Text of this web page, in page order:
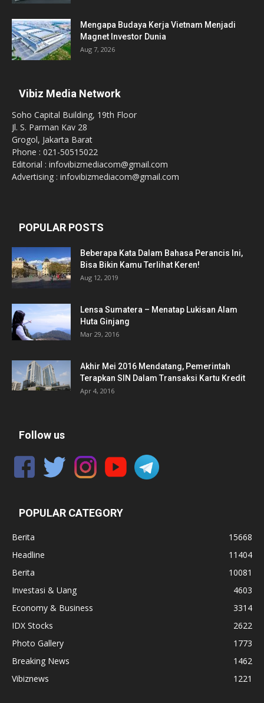
Mengapa Budaya Kerja Vietnam Menjadi
Magnet Investor Dunia
Aug 7, 2026
Vibiz Media Network
Soho Capital Building, 19th Floor
Jl. S. Parman Kav 28
Grogol, Jakarta Barat
Phone : 021-50515022
Editorial : infovibizmediacom@gmail.com
Advertising : infovibizmediacom@gmail.com
POPULAR POSTS
Beberapa Kata Dalam Bahasa Perancis Ini,
Bisa Bikin Kamu Terlihat Keren!
Aug 12, 2019
Lensa Sumatera – Menatap Lukisan Alam
Huta Ginjang
Mar 29, 2016
Akhir Mei 2016 Mendatang, Pemerintah
Terapkan SIN Dalam Transaksi Kartu Kredit
Apr 4, 2016
Follow us
POPULAR CATEGORY
Berita
15668
Headline
11404
Berita
10081
Investasi & Uang
4603
Economy & Business
3314
IDX Stocks
2622
Photo Gallery
1773
Breaking News
1462
Vibiznews
1221